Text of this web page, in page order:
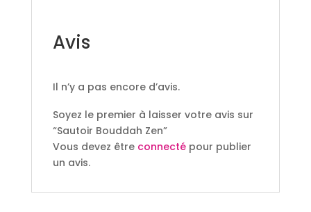
Avis
Il n’y a pas encore d’avis.
Soyez le premier à laisser votre avis sur
“Sautoir Bouddah Zen”
Vous devez être connectépour publier
un avis.